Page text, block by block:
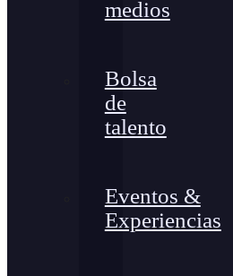
medios
Bolsa
de
talento
Eventos &
Experiencias